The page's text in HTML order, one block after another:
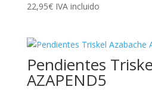
22,95€ IVA incluido
Pendientes
AZAPEND5